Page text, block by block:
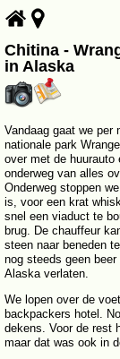
Chitina -
in Alaska
Vandaag gaat we per
nationale park
over met de
onderweg van alles
Onderweg stoppen
is, voor een krat
snel een viaduct te
brug. De chauffeur
steen naar beneden
nog steeds geen
Alaska verlaten.
We lopen over de
backpackers hotel.
dekens. Voor de rest
maar dat was ook in